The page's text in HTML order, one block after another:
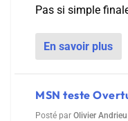
Pas si simple
En savoir plus
MSN teste
Posté par Olivier Andrieu